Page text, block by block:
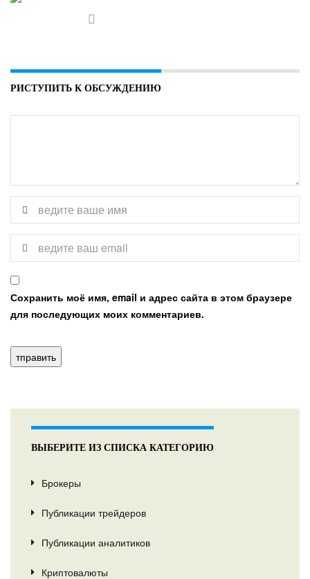
РИСТУПИТЬ К ОБСУЖДЕНИЮ
Сохранить моё имя, email и адрес сайта в этом браузере
для последующих моих комментариев.
ВЫБЕРИТЕ ИЗ СПИСКА КАТЕГОРИЮ
Брокеры
Публикации трейдеров
Публикации аналитиков
Криптовалюты